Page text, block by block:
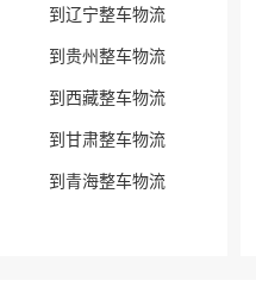
到辽宁整车物流
到贵州整车物流
到西藏整车物流
到甘肃整车物流
到青海整车物流